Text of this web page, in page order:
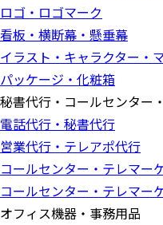
ロゴ・ロゴマーク
看板・横断幕・懸垂幕
イラスト・キャラクター・
パッケージ・化粧箱
秘書代行・コールセンター
電話代行・秘書代行
営業代行・テレアポ代行
コールセンター・テレマー
コールセンター・テレマー
オフィス機器・事務用品